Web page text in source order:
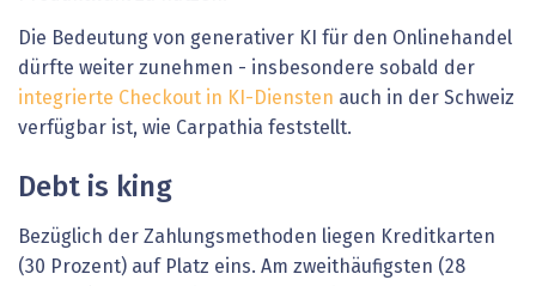
Die Bedeutung von generativer KI für den Onlinehandel
dürfte weiter zunehmen - insbesondere sobald der
integrierte Checkout in KI-Diensten auch in der Schweiz
verfügbar ist, wie Carpathia feststellt.
Debt is king
Bezüglich der Zahlungsmethoden liegen Kreditkarten
(30 Prozent) auf Platz eins. Am zweithäufigsten (28